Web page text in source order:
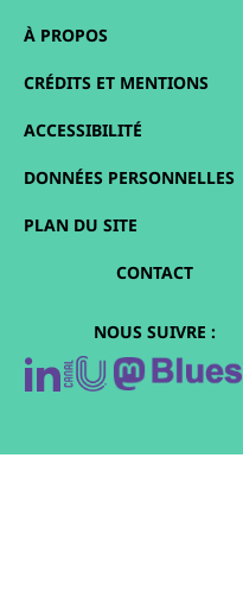
À PROPOS
CRÉDITS ET MENTIONS
ACCESSIBILITÉ
DONNÉES PERSONNELLES
PLAN DU SITE
CONTACT
NOUS SUIVRE :